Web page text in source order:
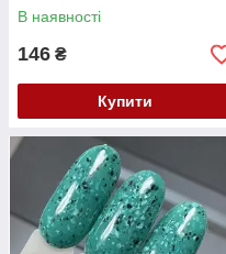
В наявності
146 ₴
Купити